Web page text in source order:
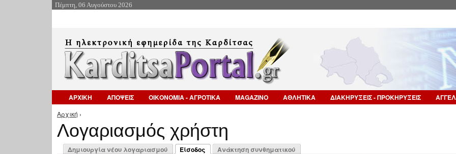
Πέμπτη, 06 Αυγούστου 2026
ΑΡΧΙΚΗ ΑΠΟΨΕΙΣ ΟΙΚΟΝΟΜΙΑ - ΑΓΡΟΤΙΚΑ MAGAZINO ΑΘΛΗΤΙΚΑ ΔΙΑΚΗΡΥΞΕΙΣ - ΠΡΟΚΗΡΥΞΕΙΣ
Είστε εδώ
Αρχική ›
Λογαριασμός χρήστη
Πρωτεύουσες καρτέλες
Δημιουργία νέου λογαριασμού
Είσοδος
Ανάκτηση συνθηματικού